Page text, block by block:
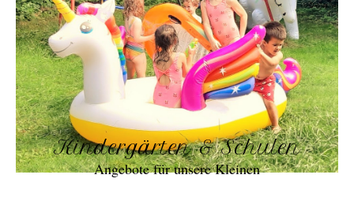
Kindergärten & Schulen
Angebote für unsere Kleinen